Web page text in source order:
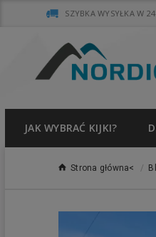
SZYBKA WYSYŁKA W
JAK WYBRAĆ KIJKI?
Strona główna< /